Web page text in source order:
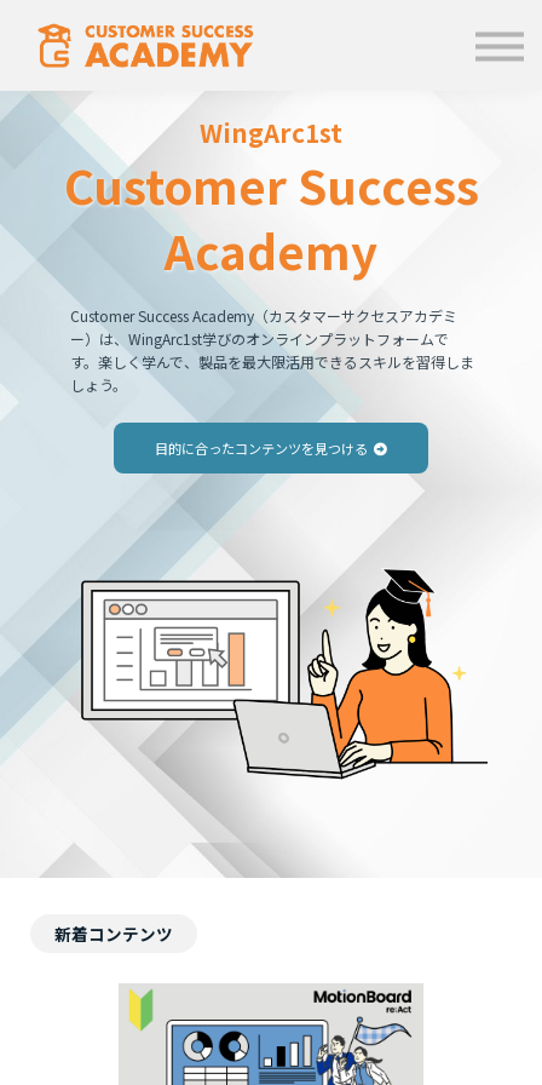
学ぶ
使い方
ログイン
WingArc1st
Customer Success
Academy
Customer Success Academy（カスタマーサクセスアカデミ
ー）は、WingArc1st学びのオンラインプラットフォームで
す。楽しく学んで、製品を最大限活用できるスキルを習得しま
しょう。
目的に合ったコンテンツを見つける
新着コンテンツ